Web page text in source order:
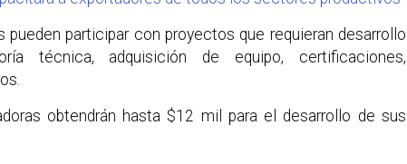
pueden participar con proyectos que requieran desarrollo
técnica, adquisición de equipo, certificaciones,
obtendrán hasta $12 mil para el desarrollo de sus